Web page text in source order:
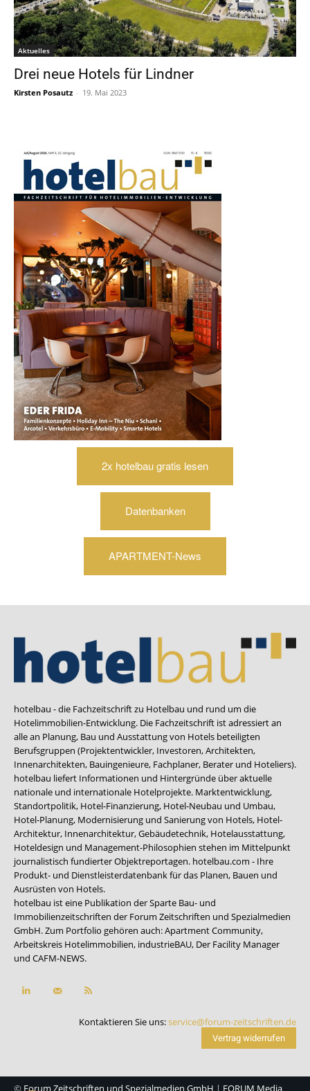
Aktuelles
Drei neue Hotels für Lindner
Kirsten Posautz - 19. Mai 2023
2x hotelbau gratis lesen
Datenbanken
APARTMENT-News
hotelbau - die Fachzeitschrift zu Hotelbau und rund um die
Hotelimmobilien-Entwicklung. Die Fachzeitschrift ist adressiert an
alle an Planung, Bau und Ausstattung von Hotels beteiligten
Berufsgruppen (Projektentwickler, Investoren, Architekten,
Innenarchitekten, Bauingenieure, Fachplaner, Berater und Hoteliers).
hotelbau liefert Informationen und Hintergründe über aktuelle
nationale und internationale Hotelprojekte. Marktentwicklung,
Standortpolitik, Hotel-Finanzierung, Hotel-Neubau und Umbau,
Hotel-Planung, Modernisierung und Sanierung von Hotels, Hotel-
Architektur, Innenarchitektur, Gebäudetechnik, Hotelausstattung,
Hoteldesign und Management-Philosophien stehen im Mittelpunkt
journalistisch fundierter Objektreportagen. hotelbau.com - Ihre
Produkt- und Dienstleisterdatenbank für das Planen, Bauen und
Ausrüsten von Hotels.
hotelbau ist eine Publikation der Sparte Bau- und
Immobilienzeitschriften der Forum Zeitschriften und Spezialmedien
GmbH. Zum Portfolio gehören auch:Apartment Community,
Arbeitskreis Hotelimmobilien, industrieBAU, Der Facility Manager
und CAFM-NEWS.
Kontaktieren Sie uns:service@forum-zeitschriften.de
Vertrag widerrufen
© Forum Zeitschriften und Spezialmedien GmbH | FORUM Media